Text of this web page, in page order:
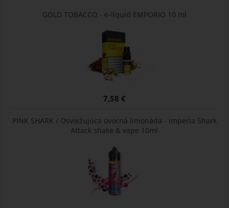
GOLD TOBACCO - e-liquid EMPORIO 10 ml
7,58 €
PINK SHARK / Osviežujúca ovocná limonáda - Imperia Shark
Attack shake & vape 10ml